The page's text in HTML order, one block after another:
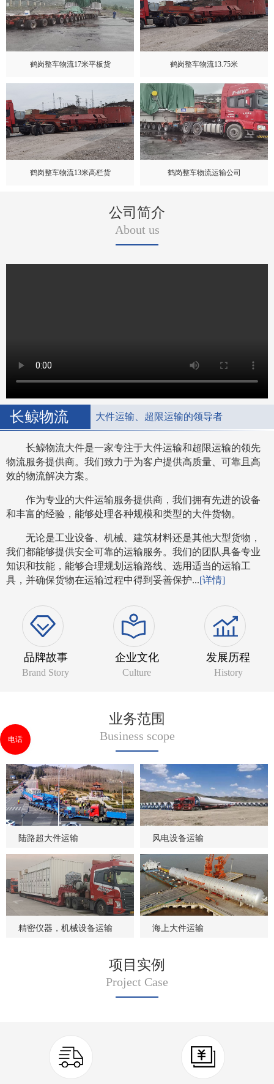
鹤岗整车物流17米平板货 鹤岗整车物流13.75米
鹤岗整车物流13米高栏货 鹤岗整车物流运输公司
公司简介
About us
长鲸物流 大件运输、超限运输的领导者
长鲸物流大件是一家专注于大件运输和超限运输的领先
物流服务提供商。我们致力于为客户提供高质量、可靠且高
效的物流解决方案。
作为专业的大件运输服务提供商，我们拥有先进的设备
和丰富的经验，能够处理各种规模和类型的大件货物。
无论是工业设备、机械、建筑材料还是其他大型货物，
我们都能够提供安全可靠的运输服务。我们的团队具备专业
知识和技能，能够合理规划运输路线、选用适当的运输工
具，并确保货物在运输过程中得到妥善保护...[详情]
品牌故事
Brand Story
企业文化
Culture
发展历程
History
业务范围
Business scope
陆路超大件运输 风电设备运输
精密仪器，机械设备运输 海上大件运输
项目实例
Project Case
电话